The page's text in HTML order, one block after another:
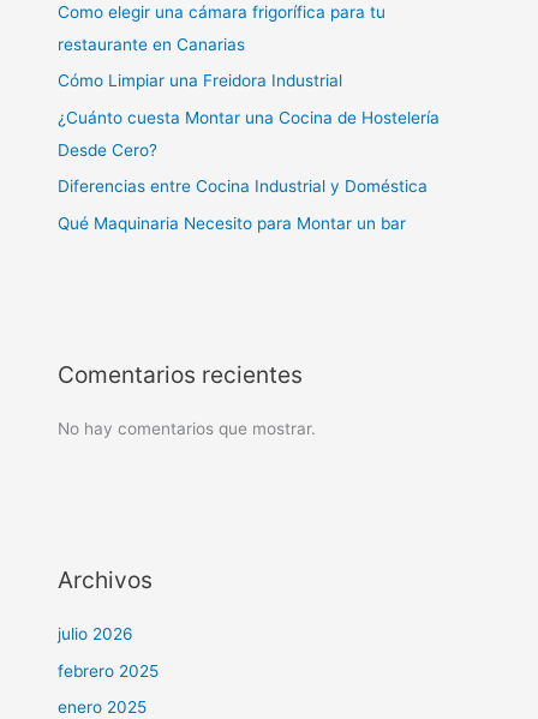
Como elegir una cámara frigorífica para tu
restaurante en Canarias
Cómo Limpiar una Freidora Industrial
¿Cuánto cuesta Montar una Cocina de Hostelería
Desde Cero?
Diferencias entre Cocina Industrial y Doméstica
Qué Maquinaria Necesito para Montar un bar
Comentarios recientes
No hay comentarios que mostrar.
Archivos
julio 2026
febrero 2025
enero 2025